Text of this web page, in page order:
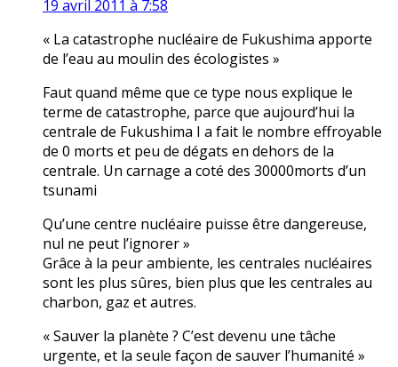
19 avril 2011 à 7:58
« La catastrophe nucléaire de Fukushima apporte
de l’eau au moulin des écologistes »
Faut quand même que ce type nous explique le
terme de catastrophe, parce que aujourd’hui la
centrale de Fukushima I a fait le nombre effroyable
de 0 morts et peu de dégats en dehors de la
centrale. Un carnage a coté des 30000morts d’un
tsunami
Qu’une centre nucléaire puisse être dangereuse,
nul ne peut l’ignorer »
Grâce à la peur ambiente, les centrales nucléaires
sont les plus sûres, bien plus que les centrales au
charbon, gaz et autres.
« Sauver la planète ? C’est devenu une tâche
urgente, et la seule façon de sauver l’humanité »